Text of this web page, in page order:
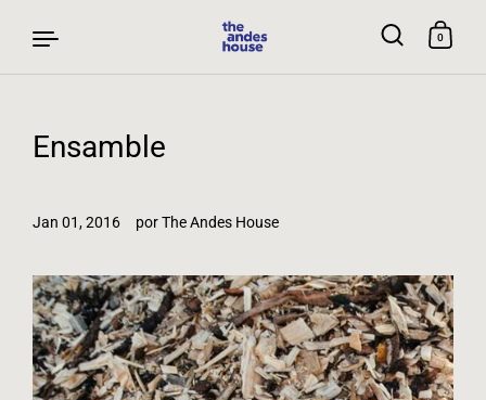
Ir al contenido
0
Ensamble
Jan 01, 2016 por The Andes House